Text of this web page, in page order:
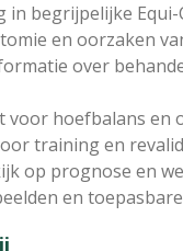
in begrijpelijke
en oorzaken
over
voor hoefbalans en
training en
op prognose en
en